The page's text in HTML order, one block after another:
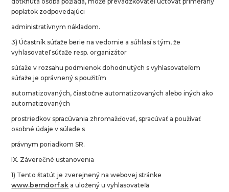
poplatok zodpovedajúci
administratívnym nákladom.
3) Účastník súťaže berie na vedomie a súhlasí s tým, že
vyhlasovateľ súťaže resp. organizátor
súťaže v rozsahu podmienok dohodnutých s vyhlasovateľom
súťaže je oprávnený s použitím
automatizovaných, čiastočne automatizovaných alebo iných ako
automatizovaných
prostriedkov spracúvania zhromažďovať, spracúvať a používať
osobné údaje v súlade s
právnym poriadkom SR.
IX. Záverečné ustanovenia
1) Tento štatút je zverejnený na webovej stránke
www.berndorf.sk a uložený u vyhlasovateľa